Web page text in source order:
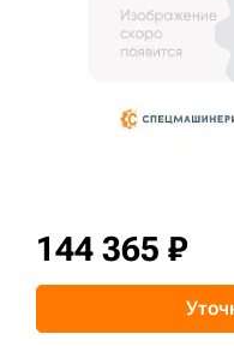
144 365 ₽
3D тур по складам
sksale@skdst.ru